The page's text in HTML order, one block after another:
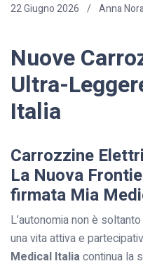
22 Giugno 2026 Anna
Nuove
Ultra-
Italia
Carrozzine
La Nuova
firmata Mia
L’autonomia non è
una vita attiva e
Medical Italiacontinua la